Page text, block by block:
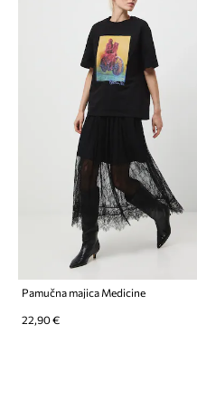
Pamučna majica Medicine
22,90 €